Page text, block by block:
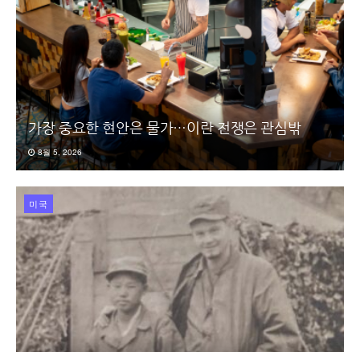
가장 중요한 현안은 물가…이란 전쟁은 관심밖
8월 5, 2026
미국